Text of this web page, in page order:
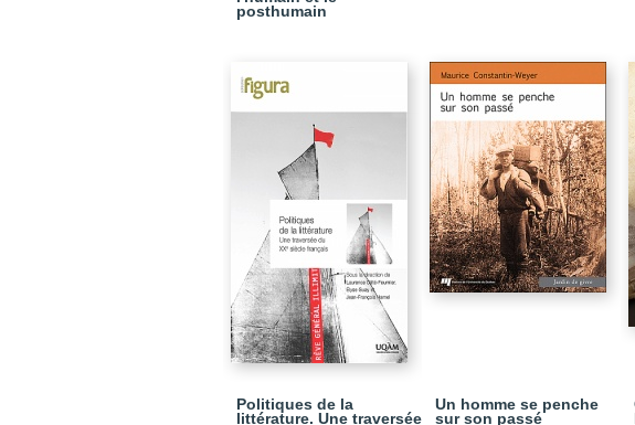
posthumain
Politiques de la
littérature. Une traversée
Un homme se penche
sur son passé